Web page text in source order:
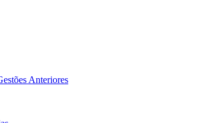
Anteriores